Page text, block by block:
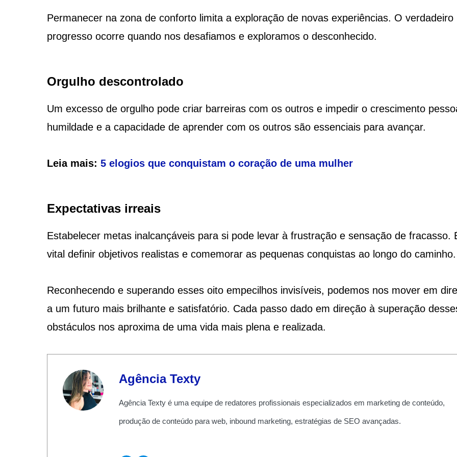
Permanecer na zona de conforto limita a exploração de novas experiências. O verdadeiro
progresso ocorre quando nos desafiamos e exploramos o desconhecido.
Orgulho descontrolado
Um excesso de orgulho pode criar barreiras com os outros e impedir o crescimento
humildade e a capacidade de aprender com os outros são essenciais para avançar.
Leia mais: 5 elogios que conquistam o coração de uma mulher
Expectativas irreais
Estabelecer metas inalcançáveis para si pode levar à frustração e sensação de fracasso.
vital definir objetivos realistas e comemorar as pequenas conquistas ao longo do caminho.
Reconhecendo e superando esses oito empecilhos invisíveis, podemos nos mover em
a um futuro mais brilhante e satisfatório. Cada passo dado em direção à superação
obstáculos nos aproxima de uma vida mais plena e realizada.
Agência Texty
Agência Texty é uma equipe de redatores profissionais especializados em marketing de conteúdo,
produção de conteúdo para web, inbound marketing, estratégias de SEO avançadas.